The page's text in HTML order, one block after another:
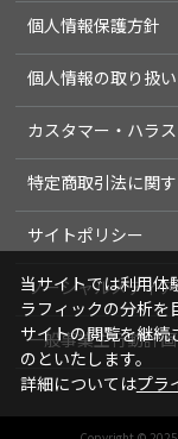
個人情報保護方針
個人情報の取り扱
カスタマー・ハラ
特定商取引法に関
サイトポリシー
ソーシャルメディ
一般事業主行動計画
当サイトでは利用体
ラフィックの分析を
サイトの閲覧を継
のといたします。
詳細についてはプラ